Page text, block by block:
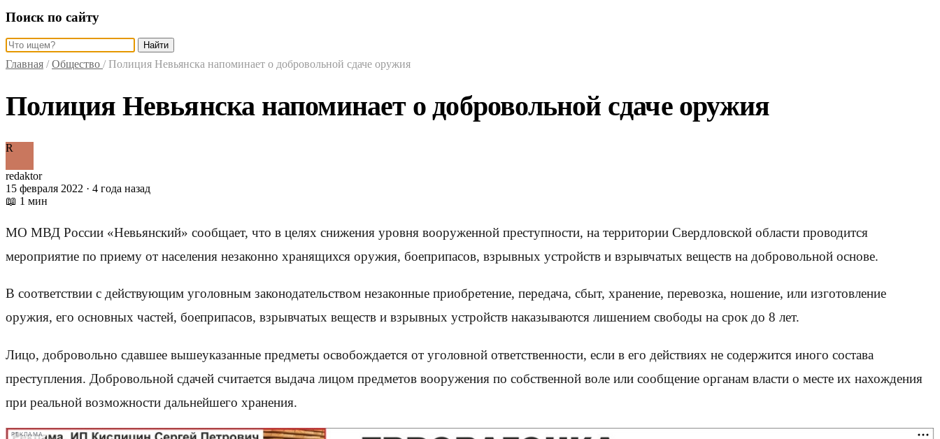
Поиск по сайту
Найти
Главная / Общество / Полиция Невьянска напоминает о добровольной сдаче оружия
Полиция Невьянска напоминает о добровольной сдаче оружия
R
redaktor
15 февраля 2022 · 4 года назад
📖 1 мин
МО МВД России «Невьянский» сообщает, что в целях снижения уровня вооруженной преступности, на территории Свердловской области проводится
мероприятие по приему от населения незаконно хранящихся оружия, боеприпасов, взрывных устройств и взрывчатых веществ на добровольной основе.
В соответствии с действующим уголовным законодательством незаконные приобретение, передача, сбыт, хранение, перевозка, ношение, или изготовление
оружия, его основных частей, боеприпасов, взрывчатых веществ и взрывных устройств наказываются лишением свободы на срок до 8 лет.
Лицо, добровольно сдавшее вышеуказанные предметы освобождается от уголовной ответственности, если в его действиях не содержится иного состава
преступления. Добровольной сдачей считается выдача лицом предметов вооружения по собственной воле или сообщение органам власти о месте их нахождения
при реальной возможности дальнейшего хранения.
РЕКЛАМА